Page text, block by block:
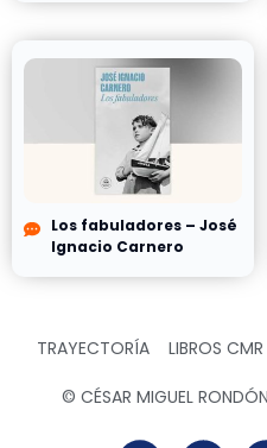
Los fabuladores – José
Ignacio Carnero
TRAYECTORÍA LIBROS CMR
© CÉSAR MIGUEL